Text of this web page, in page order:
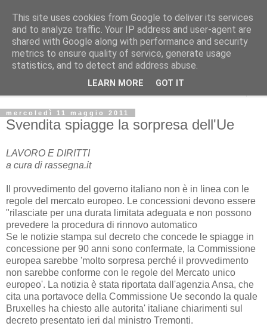
Avvenire dei lavoratori
POLITICA
mercoledì 11 maggio 2011
Svendita spiagge la sorpresa dell'Ue
LAVORO E DIRITTI
a cura di rassegna.it
Il provvedimento del governo italiano non è in linea con le
regole del mercato europeo. Le concessioni devono essere
"rilasciate per una durata limitata adeguata e non possono
prevedere la procedura di rinnovo automatico
Se le notizie stampa sul decreto che concede le spiagge in
concessione per 90 anni sono confermate, la Commissione
europea sarebbe 'molto sorpresa perché il provvedimento
non sarebbe conforme con le regole del Mercato unico
europeo'. La notizia è stata riportata dall'agenzia Ansa, che
cita una portavoce della Commissione Ue secondo la quale
Bruxelles ha chiesto alle autorita' italiane chiarimenti sul
decreto presentato ieri dal ministro Tremonti.
This site uses cookies from Google to deliver its services
and to analyze traffic. Your IP address and user-agent are
shared with Google along with performance and security
metrics to ensure quality of service, generate usage
statistics, and to detect and address abuse.
LEARN MORE GOT IT